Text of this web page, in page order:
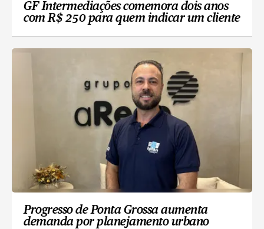
GF Intermediações comemora dois anos
com R$ 250 para quem indicar um cliente
Progresso de Ponta Grossa aumenta
demanda por planejamento urbano